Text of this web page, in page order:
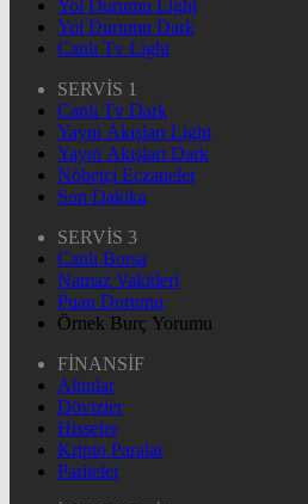
Yol Durumu Light
Yol Durumu Dark
Canlı Tv Light
SERVİS 1
Canlı Tv Dark
Yayın Akışları Light
Yayın Akışları Dark
Nöbetçi Eczaneler
Son Dakika
SERVİS 3
Canlı Borsa
Namaz Vakitleri
Puan Durumu
Örnek Burç Yorumu
FİNANSİF
Altınlar
Dövizler
Hisseler
Kripto Paralar
Pariteler